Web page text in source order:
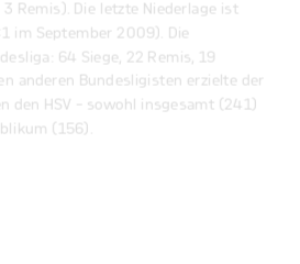
im September 2009). Die
64 Siege, 22 Remis, 19
anderen Bundesligisten erzielte der
den HSV – sowohl insgesamt (241)